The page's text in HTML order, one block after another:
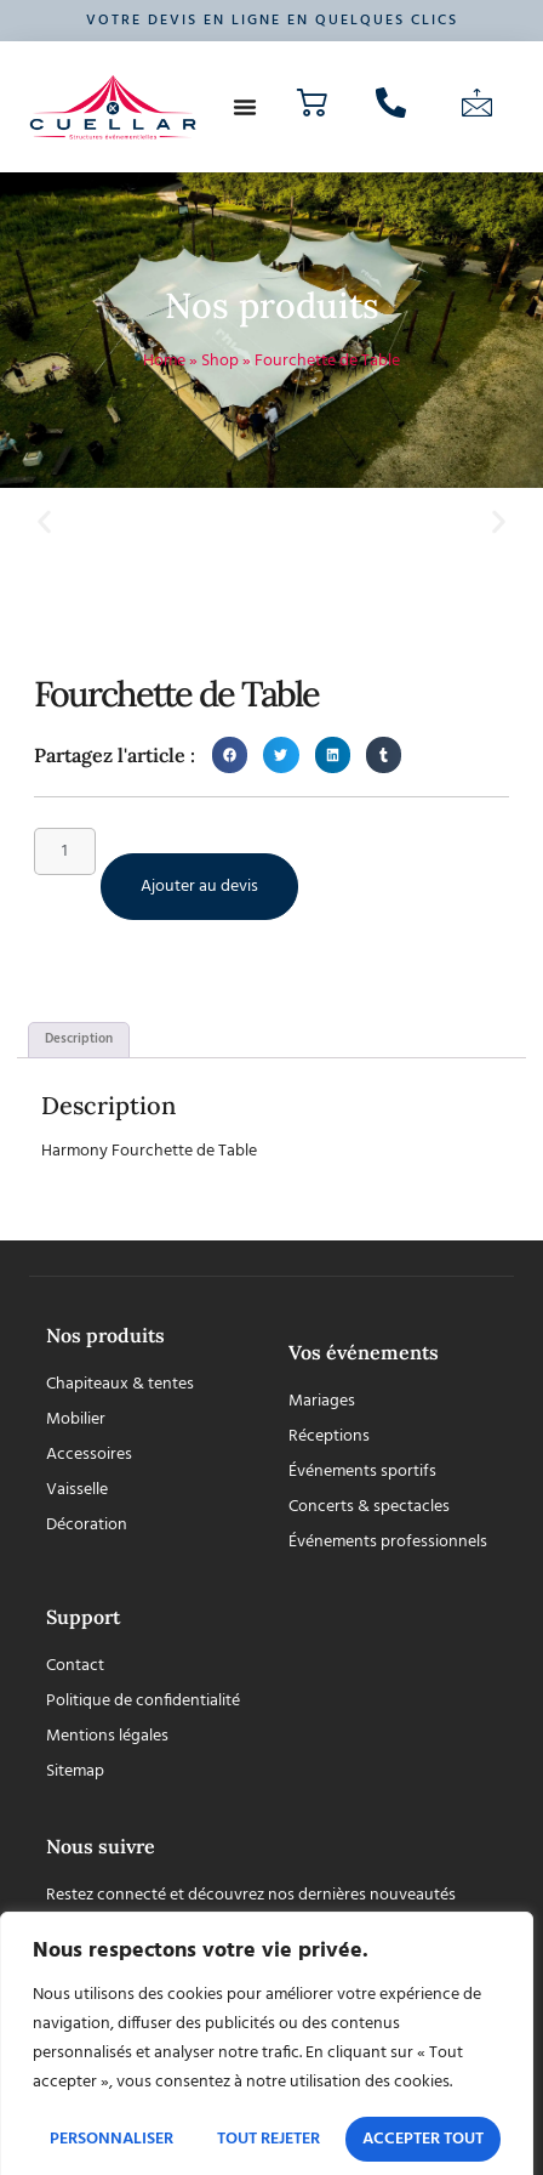
Nous respectons votre vie privée.
Nous utilisons des cookies pour améliorer votre expérience de
navigation, diffuser des publicités ou des contenus
personnalisés et analyser notre trafic. En cliquant sur « Tout
accepter », vous consentez à notre utilisation des cookies.
PERSONNALISER TOUT REJETER ACCEPTER TOUT
VOTRE DEVIS EN LIGNE EN QUELQUES CLICS
Nos produits
Home» Shop» Fourchette de Table
Fourchette de Table
Partagez l'article :
Ajouter au devis
Description
Description
Harmony Fourchette de Table
Nos produits
Chapiteaux & tentes
Mobilier
Accessoires
Vaisselle
Décoration
Vos événements
Mariages
Réceptions
Événements sportifs
Concerts & spectacles
Événements professionnels
Support
Contact
Politique de confidentialité
Mentions légales
Sitemap
Nous suivre
Restez connecté et découvrez nos dernières nouveautés
Copyright © 2026 Chapiteaux Cuellar, tout droit réservé, site internet créé par